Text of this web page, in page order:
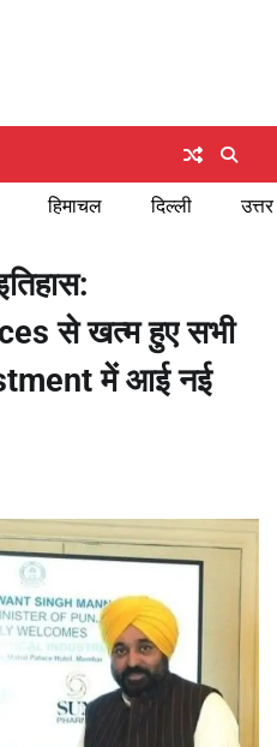
हिमाचल दिल्ली
से खत्म हुए सभी
में आई नई